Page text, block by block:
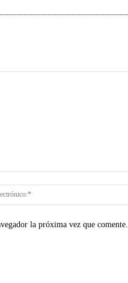
la próxima vez que comente.